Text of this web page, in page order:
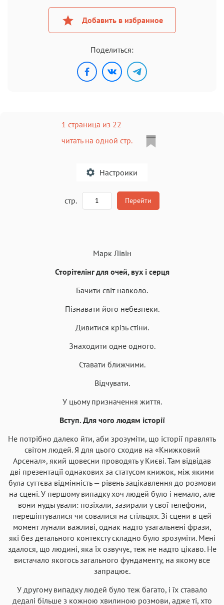
Добавить в избранное
Поделиться:
1 страница из 22
читать на одной стр.
Настроики
Аа
Garamond
Аа
Fira Sans
Аа Аа
Аа
Georgia
Аа
Courier New
Аа
Menlo
стр. Перейти
Марк Лівін
Сторітелінг для очей, вух і серця
Бачити світ навколо.
Пізнавати його небезпеки.
Дивитися крізь стіни.
Знаходити одне одного.
Ставати ближчими.
Відчувати.
У цьому призначення життя.
Вступ. Для чого людям історії
Не потрібно далеко йти, аби зрозуміти, що історії правлять
світом людей. Я для цього сходив на «Книжковий
Арсенал», який щовесни проводять у Києві. Там відвідав
дві презентації однакових за статусом книжок, між якими
була суттєва відмінність — рівень зацікавлення до розмови
на сцені. У першому випадку хоч людей було і немало, але
вони нудьгували: позіхали, зазирали у свої телефони,
перешіптувалися чи совалися на стільцях. Зі сцени в цей
момент лунали важливі, однак надто узагальнені фрази,
які без детального контексту складно було зрозуміти. Мені
здалося, що людині, яка їх озвучує, теж не надто цікаво. Не
вистачало якогось загального фундаменту, на якому все
запрацює.
У другому випадку людей було теж багато, і їх ставало
дедалі більше з кожною хвилиною розмови, адже ті, хто